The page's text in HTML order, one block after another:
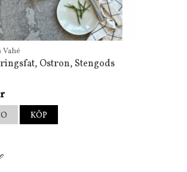
Vahé
Ostron, Stengods
KÖP